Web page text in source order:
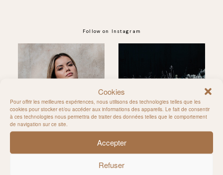
Cookies
Pour offrir les meilleures expériences, nous utilisons des technologies telles que les
cookies pour stocker et/ou accéder aux informations des appareils. Le fait de consentir
à ces technologies nous permettra de traiter des données telles que le comportement
de navigation sur ce site.
Accepter
Refuser
Follow on Instagram